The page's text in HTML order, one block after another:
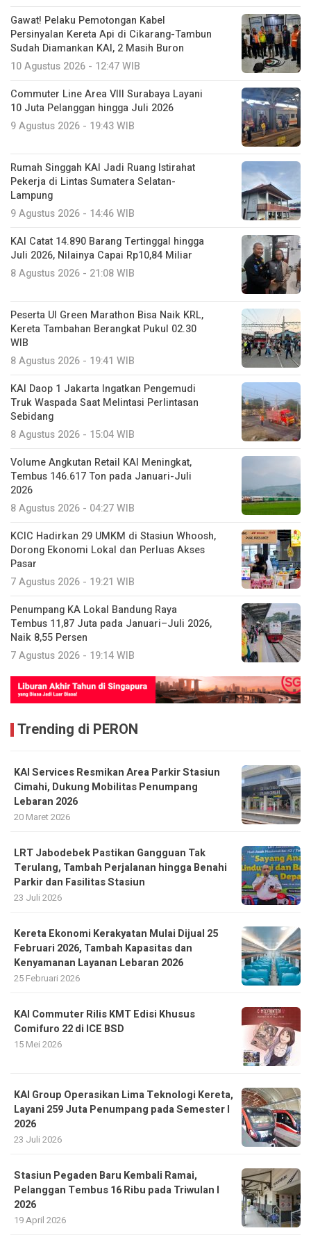
Gawat! Pelaku Pemotongan Kabel
Persinyalan Kereta Api di Cikarang-Tambun
Sudah Diamankan KAI, 2 Masih Buron
10 Agustus 2026 - 12:47 WIB
Commuter Line Area VIII Surabaya Layani
10 Juta Pelanggan hingga Juli 2026
9 Agustus 2026 - 19:43 WIB
Rumah Singgah KAI Jadi Ruang Istirahat
Pekerja di Lintas Sumatera Selatan-
Lampung
9 Agustus 2026 - 14:46 WIB
KAI Catat 14.890 Barang Tertinggal hingga
Juli 2026, Nilainya Capai Rp10,84 Miliar
8 Agustus 2026 - 21:08 WIB
Peserta UI Green Marathon Bisa Naik KRL,
Kereta Tambahan Berangkat Pukul 02.30
WIB
8 Agustus 2026 - 19:41 WIB
KAI Daop 1 Jakarta Ingatkan Pengemudi
Truk Waspada Saat Melintasi Perlintasan
Sebidang
8 Agustus 2026 - 15:04 WIB
Volume Angkutan Retail KAI Meningkat,
Tembus 146.617 Ton pada Januari-Juli
2026
8 Agustus 2026 - 04:27 WIB
KCIC Hadirkan 29 UMKM di Stasiun Whoosh,
Dorong Ekonomi Lokal dan Perluas Akses
Pasar
7 Agustus 2026 - 19:21 WIB
Penumpang KA Lokal Bandung Raya
Tembus 11,87 Juta pada Januari–Juli 2026,
Naik 8,55 Persen
7 Agustus 2026 - 19:14 WIB
Trending di PERON
KAI Services Resmikan Area Parkir Stasiun
Cimahi, Dukung Mobilitas Penumpang
Lebaran 2026
20 Maret 2026
LRT Jabodebek Pastikan Gangguan Tak
Terulang, Tambah Perjalanan hingga Benahi
Parkir dan Fasilitas Stasiun
23 Juli 2026
Kereta Ekonomi Kerakyatan Mulai Dijual 25
Februari 2026, Tambah Kapasitas dan
Kenyamanan Layanan Lebaran 2026
25 Februari 2026
KAI Commuter Rilis KMT Edisi Khusus
Comifuro 22 di ICE BSD
15 Mei 2026
KAI Group Operasikan Lima Teknologi Kereta,
Layani 259 Juta Penumpang pada Semester I
2026
23 Juli 2026
Stasiun Pegaden Baru Kembali Ramai,
Pelanggan Tembus 16 Ribu pada Triwulan I
2026
19 April 2026